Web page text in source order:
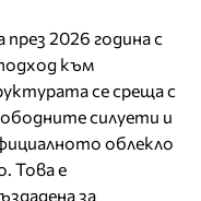
2026 година с
към
се среща с
силуети и
облекло
Това е
за